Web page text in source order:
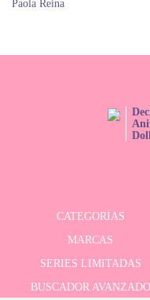
Paola Reina
CATEGORÍAS
MARCAS
SERIES LIMITADAS
BUSCADOR AVANZADO